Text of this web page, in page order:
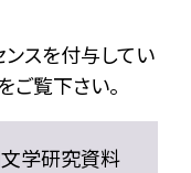
スを付与してい
ご覧下さい。
文学研究資料